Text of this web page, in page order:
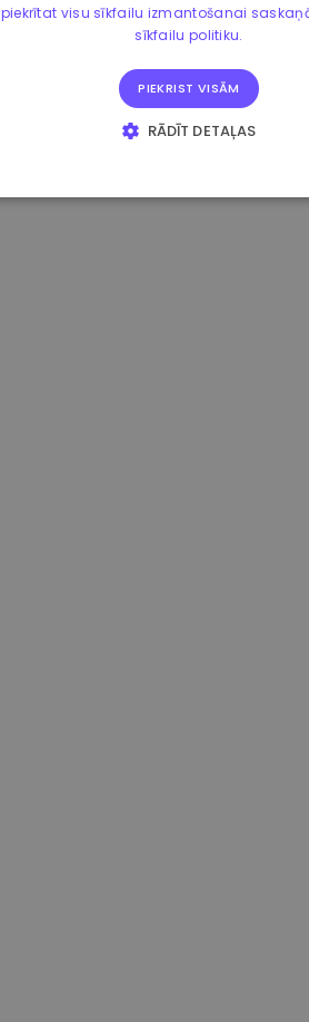
-4.10%
piekrītat visu sīkfailu izmantošanai
sīkfailu politiku.
PIEKRIST VISĀM
RĀDĪT DETAĻAS